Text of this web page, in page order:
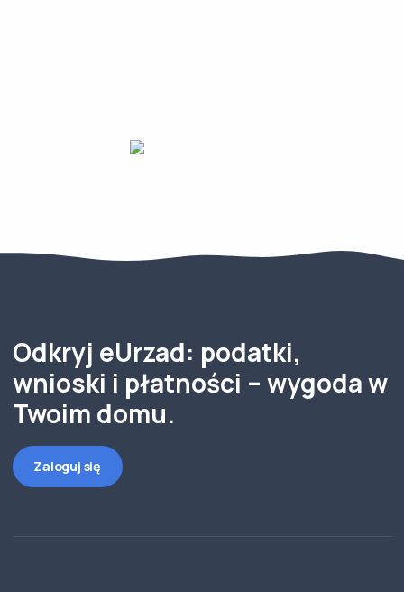
Odkryj eUrzad: podatki,
wnioski i płatności – wygoda w
Twoim domu.
Zaloguj się